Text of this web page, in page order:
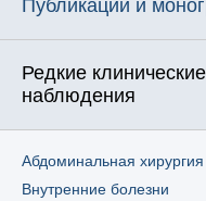
Публикации и
Редкие клинические
наблюдения
Абдоминальная хирургия
Внутренние болезни